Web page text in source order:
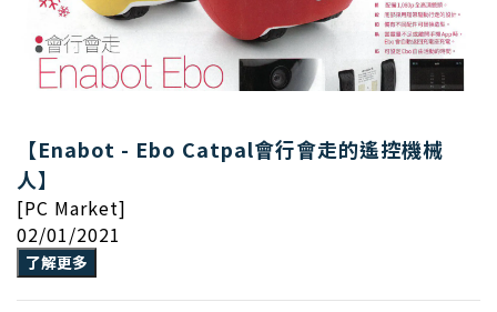
【Enabot - Ebo Catpal會行會走的遙控機械
人】
[PC Market]
02/01/2021
了解更多